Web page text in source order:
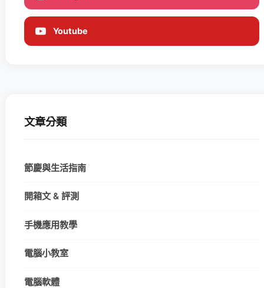
Youtube
文章分類
節慶與生活指南
開箱文 & 評測
手機應用教學
電腦小教室
電腦軟體